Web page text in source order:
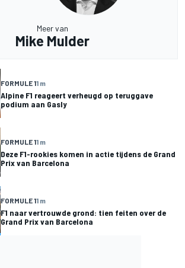
Meer van
Mike Mulder
FORMULE 11 m
Alpine F1 reageert verheugd op teruggave
podium aan Gasly
FORMULE 11 m
Deze F1-rookies komen in actie tijdens de Grand
Prix van Barcelona
FORMULE 11 m
F1 naar vertrouwde grond: tien feiten over de
Grand Prix van Barcelona